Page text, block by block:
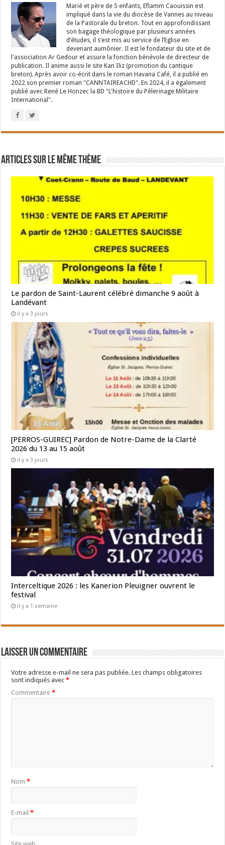
Marié et père de 5 enfants, Eflamm Caouissin est
impliqué dans la vie du diocèse de Vannes au niveau
de la Pastorale du breton. Tout en approfondissant
son bagage théologique par plusieurs années
d’études, il s’est mis au service de l’Eglise en
devenant aumônier. Il est le fondateur du site et de
l'association Ar Gedour et assure la fonction bénévole de directeur de
publication. Il anime aussi le site Kan Iliz (promotion du cantique
breton). Après avoir co-écrit dans le roman Havana Café, il a publié en
2022 son premier roman "CANNTAIREACHD". En 2024, il a également
publié avec René Le Honzec la BD "L'histoire du Pèlerinage Militaire
International".
Articles sur le même thème
Le pardon de Saint-Laurent célébré dimanche 9 août à
Landévant
il y a 3 jours
[PERROS-GUIREC] Pardon de Notre-Dame de la Clarté
2026 du 13 au 15 août
il y a 3 jours
Interceltique 2026 : les Kanerion Pleuigner ouvrent le
festival
il y a 1 semaine
Laisser un commentaire
Votre adresse e-mail ne sera pas publiée. Les champs obligatoires
sont indiqués avec*
Commentaire*
Nom*
E-mail*